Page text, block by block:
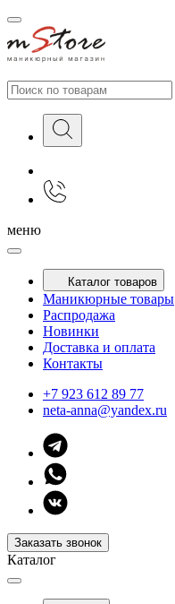
меню
Каталог товаров
Маникюрные товары
Распродажа
Новинки
Доставка и оплата
Контакты
+7 923 612 89 77
neta-anna@yandex.ru
Заказать звонок
Каталог